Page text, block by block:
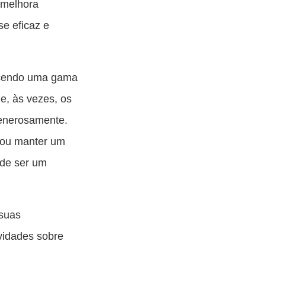
eficaz e
uma gama
às vezes, os
manter um
ser um
sobre